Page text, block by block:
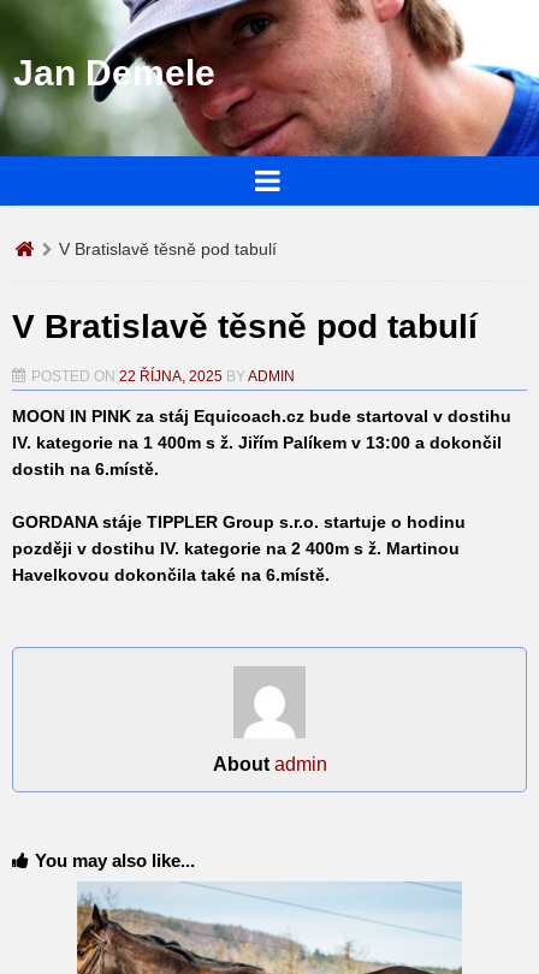
Jan Demele
V Bratislavě těsně pod tabulí
V Bratislavě těsně pod tabulí
POSTED ON 22 ŘÍJNA, 2025 BYADMIN
MOON IN PINK za stáj Equicoach.cz bude startoval v dostihu
IV. kategorie na 1 400m s ž. Jiřím Palíkem v 13:00 a dokončil
dostih na 6.místě.
GORDANAstáje TIPPLER Group s.r.o. startuje o hodinu
později v dostihu IV. kategorie na 2 400m s ž. Martinou
Havelkovou dokončila také na 6.místě.
About admin
You may also like...